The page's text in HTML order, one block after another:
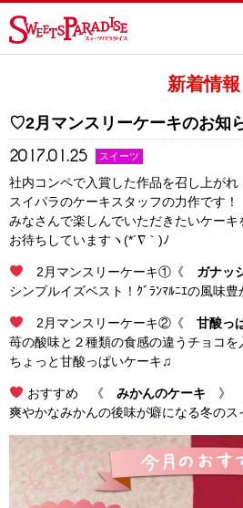
新着情報
♡2月マンスリーケーキのお知
2017.01.25 スイーツ
社内コンペで入賞した作品を召し上がれ
スイパラのケーキスタッフの力作です！
みなさんで楽しんでいただきたいケー
お待ちしていますヽ(*´∇｀)ﾉ
2月マンスリーケーキ①《 ガナッ
シンプルイズベスト！ｸﾞﾗﾝﾏﾙﾆｴの風味
2月マンスリーケーキ②《 甘酸っ
苺の酸味と２種類の食感の違うチョコ
ちょっと甘酸っぱいケーキ♫
おすすめ 《 みかんのケーキ 》
爽やかなみかんの後味が癖になる冬のス